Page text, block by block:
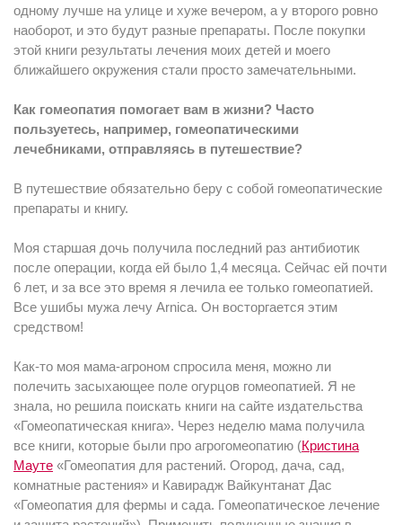
одному лучше на улице и хуже вечером, а у второго ровно
наоборот, и это будут разные препараты. После покупки
этой книги результаты лечения моих детей и моего
ближайшего окружения стали просто замечательными.
Как гомеопатия помогает вам в жизни? Часто
пользуетесь, например, гомеопатическими
лечебниками, отправляясь в путешествие?
В путешествие обязательно беру с собой гомеопатические
препараты и книгу.
Моя старшая дочь получила последний раз антибиотик
после операции, когда ей было 1,4 месяца. Сейчас ей почти
6 лет, и за все это время я лечила ее только гомеопатией.
Все ушибы мужа лечу Arnica. Он восторгается этим
средством!
Как-то моя мама-агроном спросила меня, можно ли
полечить засыхающее поле огурцов гомеопатией. Я не
знала, но решила поискать книги на сайте издательства
«Гомеопатическая книга». Через неделю мама получила
все книги, которые были про агрогомеопатию (Кристина
Мауте «Гомеопатия для растений. Огород, дача, сад,
комнатные растения» и Кавирадж Вайкунтанат Дас
«Гомеопатия для фермы и сада. Гомеопатическое лечение